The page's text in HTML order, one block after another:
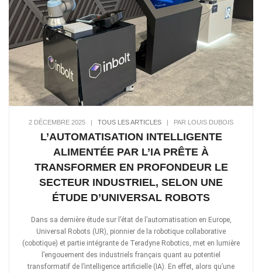
2 DÉCEMBRE 2025 | TOUS LES ARTICLES | PAR LOUIS DUBOIS
L’AUTOMATISATION INTELLIGENTE
ALIMENTÉE PAR L’IA PRÊTE À
TRANSFORMER EN PROFONDEUR LE
SECTEUR INDUSTRIEL, SELON UNE
ÉTUDE D’UNIVERSAL ROBOTS
Dans sa dernière étude sur l’état de l’automatisation en Europe,
Universal Robots (UR), pionnier de la robotique collaborative
(cobotique) et partie intégrante de Teradyne Robotics, met en lumière
l’engouement des industriels français quant au potentiel
transformatif de l’intelligence artificielle (IA). En effet, alors qu’une